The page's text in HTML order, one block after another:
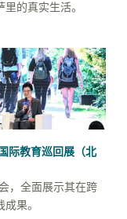
的真实生活。
际教育巡回展（北
，全面展示其在跨
果。